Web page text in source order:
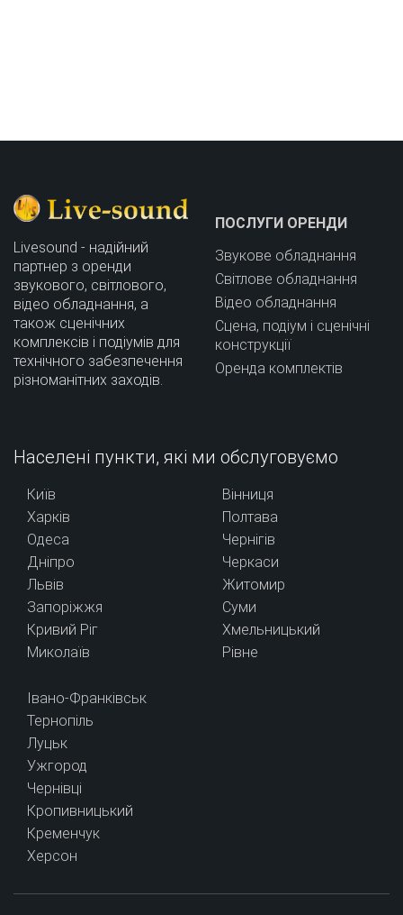
Livesound - надійний
партнер з оренди
звукового, світлового,
відео обладнання, а
також сценічних
комплексів і подіумів для
технічного забезпечення
різноманітних заходів.
ПОСЛУГИ ОРЕНДИ
Звукове обладнання
Світлове обладнання
Відео обладнання
Сцена, подіум і сценічні
конструкції
Оренда комплектів
Населені пункти, які ми обслуговуємо
Київ
Харків
Одеса
Дніпро
Львів
Запоріжжя
Кривий Ріг
Миколаїв
Вінниця
Полтава
Чернігів
Черкаси
Житомир
Суми
Хмельницький
Рівне
Івано-Франківськ
Тернопіль
Луцьк
Ужгород
Чернівці
Кропивницький
Кременчук
Херсон